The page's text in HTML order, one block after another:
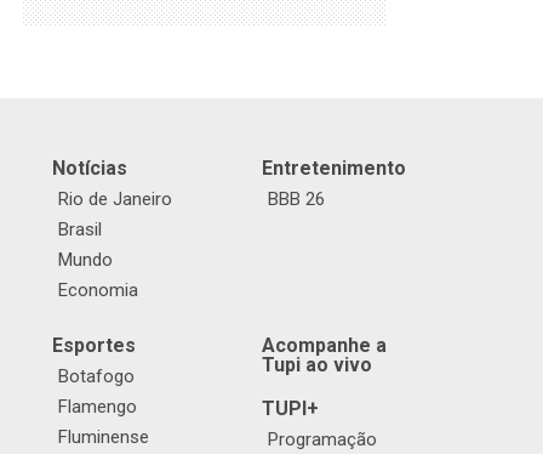
Notícias
Rio de Janeiro
Brasil
Mundo
Economia
Entretenimento
BBB 26
Esportes
Botafogo
Flamengo
Fluminense
Acompanhe a
Tupi ao vivo
TUPI+
Programação